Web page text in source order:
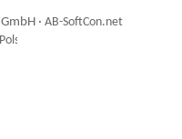
· AB-SoftCon.net